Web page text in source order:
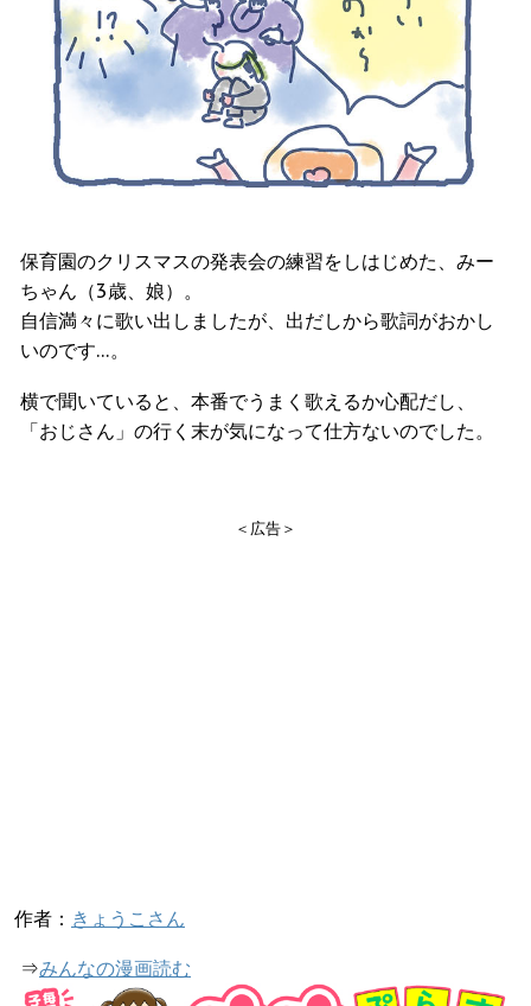
保育園のクリスマスの発表会の練習をしはじめた、みー
ちゃん（3歳、娘）。
自信満々に歌い出しましたが、出だしから歌詞がおかし
いのです…。
横で聞いていると、本番でうまく歌えるか心配だし、
「おじさん」の行く末が気になって仕方ないのでした。
＜広告＞
作者： きょうこさん
⇒みんなの漫画読む